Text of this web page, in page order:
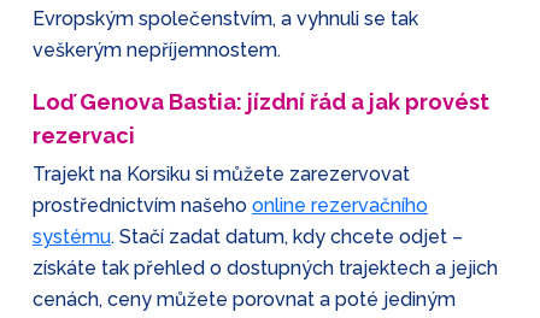
Evropským společenstvím, a vyhnuli se tak
veškerým nepříjemnostem.
Loď Genova Bastia: jízdní řád a jak provést
rezervaci
Trajekt na Korsiku si můžete zarezervovat
prostřednictvím našeho online rezervačního
systému. Stačí zadat datum, kdy chcete odjet –
získáte tak přehled o dostupných trajektech a jejich
cenách, ceny můžete porovnat a poté jediným